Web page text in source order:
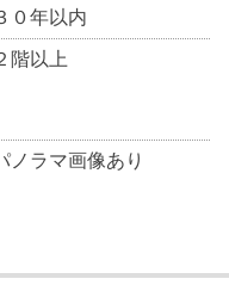
０年以内
階以上
ノラマ画像あり